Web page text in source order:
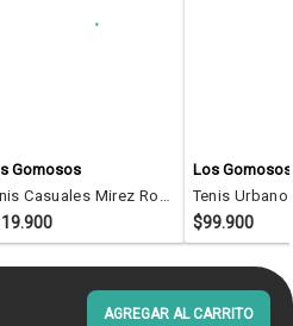
Gomosos
Tenis Casuales Mirez Rosa Los Gomosos Para Niña
Los Gomosos
$99.900
AGREGAR AL CARRITO